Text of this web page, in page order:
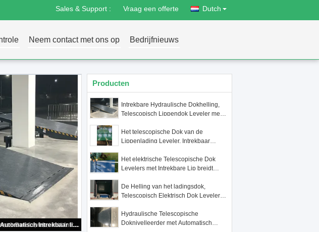
Sales & Support : Vraag een offerte Dutch
Neem contact met ons op Bedrijfnieuws
Intrekbare Hydraulische Dokhelling, Telescopisch Lippendok Leveler met Op zwaar werk berekende Ladingscapaciteit
Producten
Intrekbare Hydraulische Dokhelling,
Telescopisch Lippendok Leveler met
Ladingscapaciteit
Het telescopische Dok van de
Lippenlading Leveler, Intrekbaar
van de Thermische Isolatieopslag.
Het elektrische Telescopische Dok
Levelers met Intrekbare Lip breidt
De Helling van het ladingsdok,
Telescopisch Elektrisch Dok Leveler
Groter Bereiklaadperron
Hydraulische Telescopische
Doknivelleerder met Automatisch